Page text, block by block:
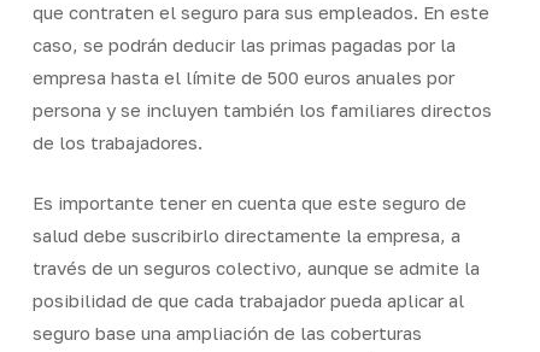
que contraten el seguro para sus empleados. En este
caso, se podrán deducir las primas pagadas por la
empresa hasta el límite de 500 euros anuales por
persona y se incluyen también los familiares directos
de los trabajadores.
Es importante tener en cuenta que este seguro de
salud debe suscribirlo directamente la empresa, a
través de un seguros colectivo, aunque se admite la
posibilidad de que cada trabajador pueda aplicar al
seguro base una ampliación de las coberturas